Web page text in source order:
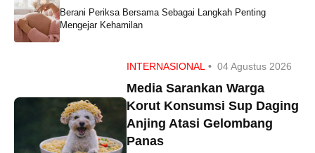
Berani Periksa Bersama Sebagai Langkah Penting
Mengejar Kehamilan
INTERNASIONAL • 04 Agustus 2026
Media Sarankan Warga
Korut Konsumsi Sup Daging
Anjing Atasi Gelombang
Panas